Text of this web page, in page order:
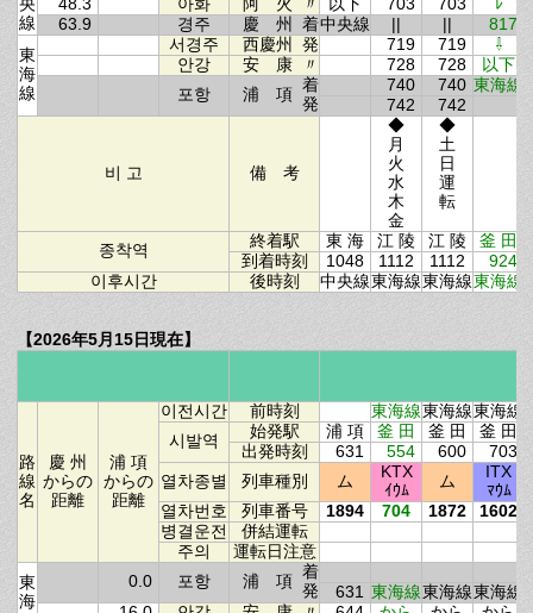
央
線
48.3
아화 阿 火 〃 以下 703 703 ﾚ
63.9
경주 慶 州 着中央線 817
東
海
線
서경주 西慶州 発 719 719
⇩
안강
安 康 〃 728 728
以下
포항
浦 項
着
発
740 740 東海線
742
742
비 고 備 考
◆
月
火
水
木
金
◆
土
日
運
転
종착역
終着駅 東 海 江 陵 江 陵 釜 田
到着時刻
1048 1112 1112 924
이후시간
後時刻 中央線東海線東海線東海線
【2026年5月15日現在】
路
線
名
慶 州
からの
距離
浦 項
からの
距離
이전시간 前時刻 東海線東海線東海線
시발역
始発駅 浦 項 釜 田 釜 田 釜 田
出発時刻
631 554 600 703
열차종별
列車種別 ム
KTX
ｲｳﾑ
ム
ITX
ﾏｳﾑ
열차번호
列車番号 1894 704 1872
1602
병결운전
併結運転
주의
運転日注意
東
海
0.0 포항 浦 項
着
発
631 東海線東海線東海線